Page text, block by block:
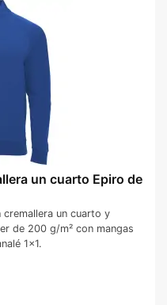
un cuarto Epiro de
cremallera un cuarto y
de 200 g/m² con mangas
1x1.